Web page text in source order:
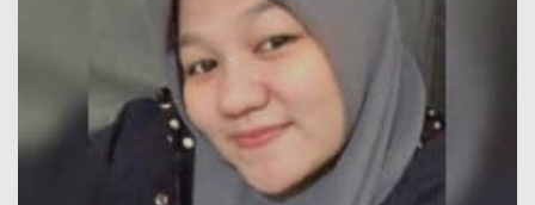
F
i
T